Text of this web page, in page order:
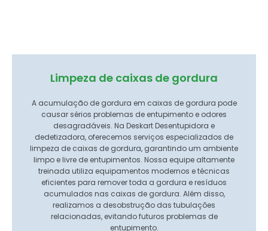
Limpeza de caixas de gordura
A acumulação de gordura em caixas de gordura pode
causar sérios problemas de entupimento e odores
desagradáveis. Na Deskart Desentupidora e
dedetizadora, oferecemos serviços especializados de
limpeza de caixas de gordura, garantindo um ambiente
limpo e livre de entupimentos. Nossa equipe altamente
treinada utiliza equipamentos modernos e técnicas
eficientes para remover toda a gordura e resíduos
acumulados nas caixas de gordura. Além disso,
realizamos a desobstrução das tubulações
relacionadas, evitando futuros problemas de
entupimento.